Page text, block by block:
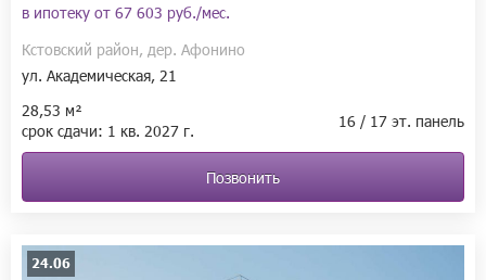
в ипотеку от 67 603 руб./мес.
Кстовский район, дер. Афонино
ул. Академическая, 21
28,53 м²
срок сдачи: 1 кв. 2027 г. 16 / 17 эт. панель
Позвонить
24.06